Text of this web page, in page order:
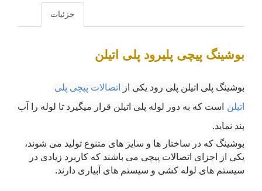
جزئیات
بوشینگ پیچی پلیرود پلی اتیلن
بوشینگ پلی اتیلن پلی رود یکی از
اتصالات پیچی پلی
اتیلن
است که به دور لوله پلی اتیلن قرار میگیرد تا لوله را آب
بند نماید.
بوشینگ که در ساختار ها و سایز های متنوع تولید می شوند،
یکی از اجزای اتصالات پیچی می باشند که کاربرد زیادی در
سیستم های لوله کشی و سیستم های آبیاری دارند.